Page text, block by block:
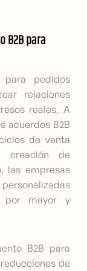
B2B para
para pedidos
relaciones
reales. A
acuerdos B2B
de venta
de
las empresas
por mayor y
B2B para
de